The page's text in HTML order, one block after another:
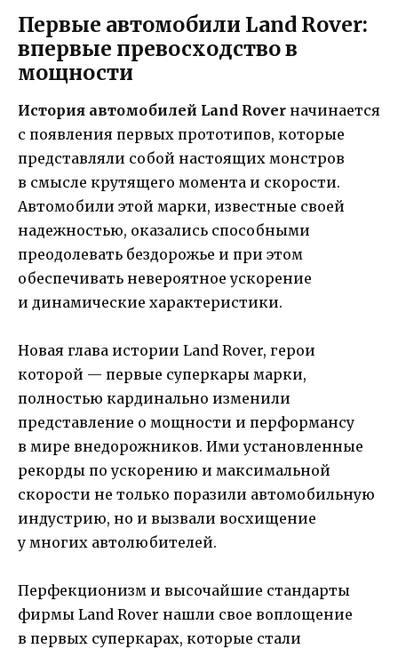
Первые автомобили Land Rover:
впервые превосходство в
мощности
История автомобилей Land Rover начинается
с появления первых прототипов, которые
представляли собой настоящих монстров
в смысле крутящего момента и скорости.
Автомобили этой марки, известные своей
надежностью, оказались способными
преодолевать бездорожье и при этом
обеспечивать невероятное ускорение
и динамические характеристики.
Новая глава истории Land Rover, герои
которой — первые суперкары марки,
полностью кардинально изменили
представление о мощности и перформансу
в мире внедорожников. Ими установленные
рекорды по ускорению и максимальной
скорости не только поразили автомобильную
индустрию, но и вызвали восхищение
у многих автолюбителей.
Перфекционизм и высочайшие стандарты
фирмы Land Rover нашли свое воплощение
в первых суперкарах, которые стали